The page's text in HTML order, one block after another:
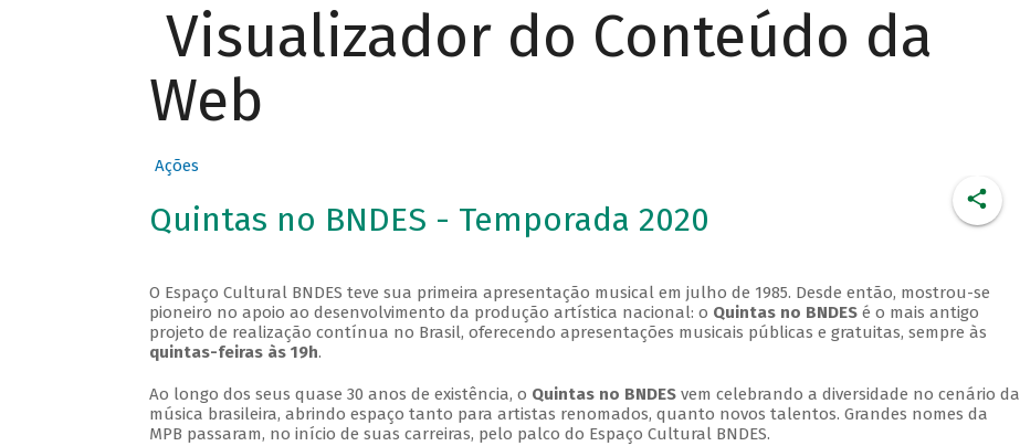
Visualizador do Conteúdo da
Web
Ações
Quintas no BNDES - Temporada 2020
O Espaço Cultural BNDES teve sua primeira apresentação musical em julho de 1985. Desde então, mostrou-se
pioneiro no apoio ao desenvolvimento da produção artística nacional: o Quintas no BNDESé o mais antigo
projeto de realização contínua no Brasil, oferecendo apresentações musicais públicas e gratuitas, sempre às
quintas-feiras às 19h.
Ao longo dos seus quase 30 anos de existência, o Quintas no BNDESvem celebrando a diversidade no cenário da
música brasileira, abrindo espaço tanto para artistas renomados, quanto novos talentos. Grandes nomes da
MPB passaram, no início de suas carreiras, pelo palco do Espaço Cultural BNDES.